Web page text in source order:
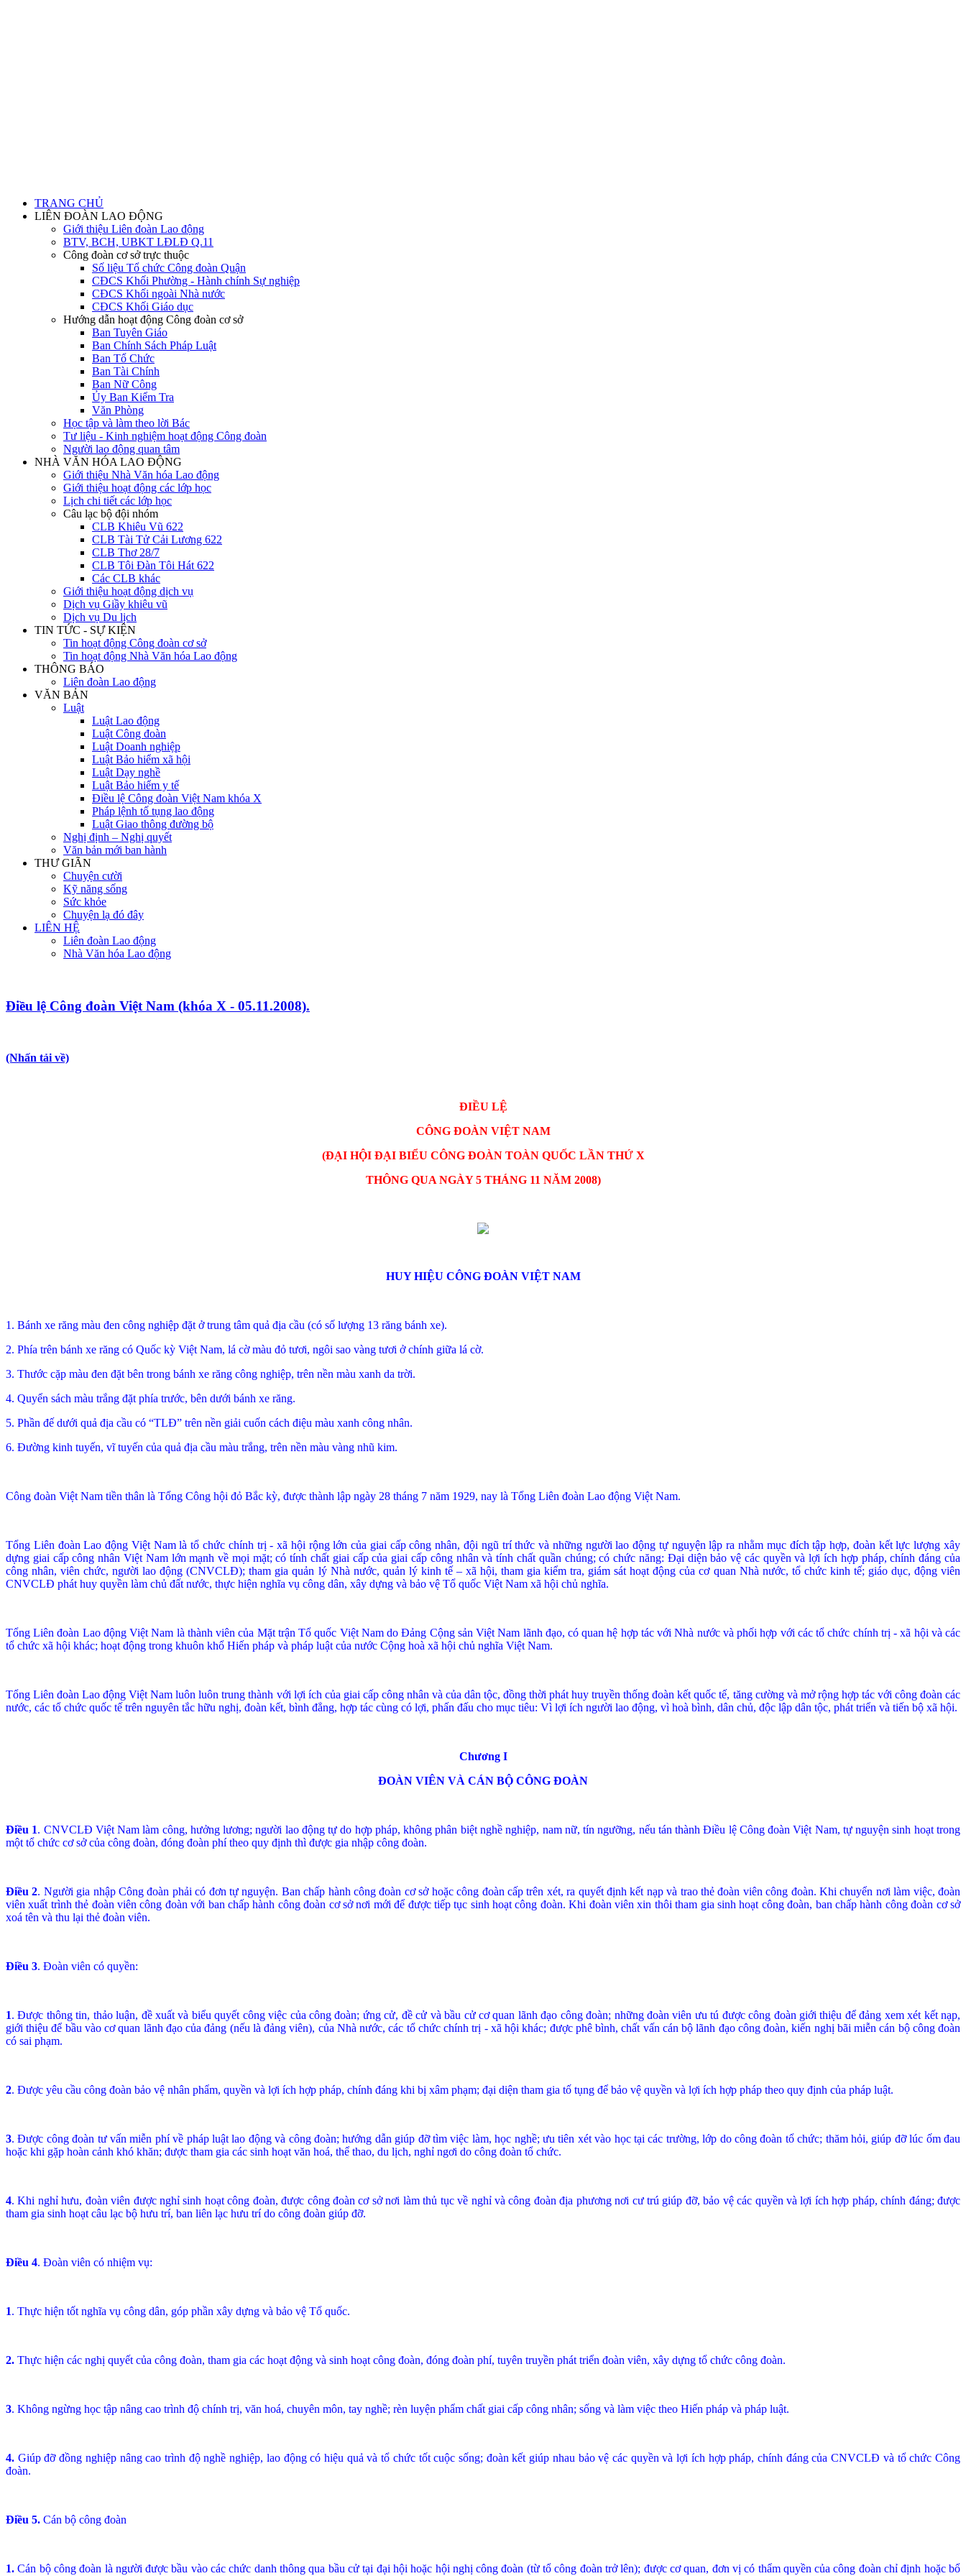
TRANG CHỦ
LIÊN ĐOÀN LAO ĐỘNG
Giới thiệu Liên đoàn Lao động
BTV, BCH, UBKT LĐLĐ Q.11
Công đoàn cơ sở trực thuộc
Số liệu Tổ chức Công đoàn Quận
CĐCS Khối Phường - Hành chính Sự nghiệp
CĐCS Khối ngoài Nhà nước
CĐCS Khối Giáo dục
Hướng dẫn hoạt động Công đoàn cơ sở
Ban Tuyên Giáo
Ban Chính Sách Pháp Luật
Ban Tổ Chức
Ban Tài Chính
Ban Nữ Công
Ủy Ban Kiểm Tra
Văn Phòng
Học tập và làm theo lời Bác
Tư liệu - Kinh nghiệm hoạt động Công đoàn
Người lao động quan tâm
NHÀ VĂN HÓA LAO ĐỘNG
Giới thiệu Nhà Văn hóa Lao động
Giới thiệu hoạt động các lớp học
Lịch chi tiết các lớp học
Câu lạc bộ đội nhóm
CLB Khiêu Vũ 622
CLB Tài Tử Cải Lương 622
CLB Thơ 28/7
CLB Tôi Đàn Tôi Hát 622
Các CLB khác
Giới thiệu hoạt động dịch vụ
Dịch vụ Giầy khiêu vũ
Dịch vụ Du lịch
TIN TỨC - SỰ KIỆN
Tin hoạt động Công đoàn cơ sở
Tin hoạt động Nhà Văn hóa Lao động
THÔNG BÁO
Liên đoàn Lao động
VĂN BẢN
Luật
Luật Lao động
Luật Công đoàn
Luật Doanh nghiệp
Luật Bảo hiểm xã hội
Luật Dạy nghề
Luật Bảo hiểm y tế
Điều lệ Công đoàn Việt Nam khóa X
Pháp lệnh tố tụng lao động
Luật Giao thông đường bộ
Nghị định – Nghị quyết
Văn bản mới ban hành
THƯ GIÃN
Chuyện cười
Kỹ năng sống
Sức khỏe
Chuyện lạ đó đây
LIÊN HỆ
Liên đoàn Lao động
Nhà Văn hóa Lao động
Điều lệ Công đoàn Việt Nam (khóa X - 05.11.2008).
(Nhấn tải về)
ĐIỀU LỆ
CÔNG ĐOÀN VIỆT NAM
(ĐẠI HỘI ĐẠI BIỂU CÔNG ĐOÀN TOÀN QUỐC LẦN THỨ X
THÔNG QUA NGÀY 5 THÁNG 11 NĂM 2008)
HUY HIỆU CÔNG ĐOÀN VIỆT NAM
1. Bánh xe răng màu đen công nghiệp đặt ở trung tâm quả địa cầu (có số lượng 13 răng bánh xe).
2. Phía trên bánh xe răng có Quốc kỳ Việt Nam, lá cờ màu đỏ tươi, ngôi sao vàng tươi ở chính giữa lá cờ.
3. Thước cặp màu đen đặt bên trong bánh xe răng công nghiệp, trên nền màu xanh da trời.
4. Quyển sách màu trắng đặt phía trước, bên dưới bánh xe răng.
5. Phần đế dưới quả địa cầu có “TLĐ” trên nền giải cuốn cách điệu màu xanh công nhân.
6. Đường kinh tuyến, vĩ tuyến của quả địa cầu màu trắng, trên nền màu vàng nhũ kim.
Công đoàn Việt Nam tiền thân là Tổng Công hội đỏ Bắc kỳ, được thành lập ngày 28 tháng 7 năm 1929, nay là Tổng Liên đoàn Lao động Việt Nam.
Tổng Liên đoàn Lao động Việt Nam là tổ chức chính trị - xã hội rộng lớn của giai cấp công nhân, đội ngũ trí thức và những người lao động tự nguyện lập ra nhằm mục đích tập hợp, đoàn kết lực l­ượng xây
dựng giai cấp công nhân Việt Nam lớn mạnh về mọi mặt; có tính chất giai cấp của giai cấp công nhân và tính chất quần chúng; có chức năng: Đại diện bảo vệ các quyền và lợi ích hợp pháp, chính đáng của
công nhân, viên chức, người lao động (CNVCLĐ); tham gia quản lý Nhà nước, quản lý kinh tế – xã hội, tham gia kiểm tra, giám sát hoạt động của cơ quan Nhà nước, tổ chức kinh tế; giáo dục, động viên
CNVCLĐ phát huy quyền làm chủ đất n­ước, thực hiện nghĩa vụ công dân, xây dựng và bảo vệ Tổ quốc Việt Nam xã hội chủ nghĩa.
Tổng Liên đoàn Lao động Việt Nam là thành viên của Mặt trận Tổ quốc Việt Nam do Đảng Cộng sản Việt Nam lãnh đạo, có quan hệ hợp tác với Nhà nước và phối hợp với các tổ chức chính trị - xã hội và các
tổ chức xã hội khác; hoạt động trong khuôn khổ Hiến pháp và pháp luật của nước Cộng hoà xã hội chủ nghĩa Việt Nam.
Tổng Liên đoàn Lao động Việt Nam luôn luôn trung thành với lợi ích của giai cấp công nhân và của dân tộc, đồng thời phát huy truyền thống đoàn kết quốc tế, tăng cư­ờng và mở rộng hợp tác với công đoàn các
n­ước, các tổ chức quốc tế trên nguyên tắc hữu nghị, đoàn kết, bình đẳng, hợp tác cùng có lợi, phấn đấu cho mục tiêu: Vì lợi ích ng­ười lao động, vì hoà bình, dân chủ, độc lập dân tộc, phát triển và tiến bộ xã hội.
Chư­ơng I
ĐOÀN VIÊN VÀ CÁN BỘ CÔNG ĐOÀN
Điều 1. CNVCLĐ Việt Nam làm công, hưởng lương; người lao động tự do hợp pháp, không phân biệt nghề nghiệp, nam nữ, tín ngưỡng, nếu tán thành Điều lệ Công đoàn Việt Nam, tự nguyện sinh hoạt trong
một tổ chức cơ sở của công đoàn, đóng đoàn phí theo quy định thì được gia nhập công đoàn.
Điều 2. Ng­ười gia nhập Công đoàn phải có đơn tự nguyện. Ban chấp hành công đoàn cơ sở hoặc công đoàn cấp trên xét, ra quyết định kết nạp và trao thẻ đoàn viên công đoàn. Khi chuyển nơi làm việc, đoàn
viên xuất trình thẻ đoàn viên công đoàn với ban chấp hành công đoàn cơ sở nơi mới để được tiếp tục sinh hoạt công đoàn. Khi đoàn viên xin thôi tham gia sinh hoạt công đoàn, ban chấp hành công đoàn cơ sở
xoá tên và thu lại thẻ đoàn viên.
Điều 3. Đoàn viên có quyền:
1. Đư­ợc thông tin, thảo luận, đề xuất và biểu quyết công việc của công đoàn; ứng cử, đề cử và bầu cử cơ quan lãnh đạo công đoàn; những đoàn viên ưu tú được công đoàn giới thiệu để đảng xem xét kết nạp,
giới thiệu để bầu vào cơ quan lãnh đạo của đảng (nếu là đảng viên), của Nhà nước, các tổ chức chính trị - xã hội khác; được phê bình, chất vấn cán bộ lãnh đạo công đoàn, kiến nghị bãi miễn cán bộ công đoàn
có sai phạm.
2. Đ­ược yêu cầu công đoàn bảo vệ nhân phẩm, quyền và lợi ích hợp pháp, chính đáng khi bị xâm phạm; đại diện tham gia tố tụng để bảo vệ quyền và lợi ích hợp pháp theo quy định của pháp luật.
3. Đư­ợc công đoàn t­ư vấn miễn phí về pháp luật lao động và công đoàn; hướng dẫn giúp đỡ tìm việc làm, học nghề; ưu tiên xét vào học tại các trường, lớp do công đoàn tổ chức; thăm hỏi, giúp đỡ lúc ốm đau
hoặc khi gặp hoàn cảnh khó khăn; đ­ược tham gia các sinh hoạt văn hoá, thể thao, du lịch, nghỉ ngơi do công đoàn tổ chức.
4. Khi nghỉ hưu, đoàn viên được nghỉ sinh hoạt công đoàn, được công đoàn cơ sở nơi làm thủ tục về nghỉ và công đoàn địa phương nơi cư trú giúp đỡ, bảo vệ các quyền và lợi ích hợp pháp, chính đáng; được
tham gia sinh hoạt câu lạc bộ hưu trí, ban liên lạc hưu trí do công đoàn giúp đỡ.
Điều 4. Đoàn viên có nhiệm vụ:
1. Thực hiện tốt nghĩa vụ công dân, góp phần xây dựng và bảo vệ Tổ quốc.
2. Thực hiện các nghị quyết của công đoàn, tham gia các hoạt động và sinh hoạt công đoàn, đóng đoàn phí, tuyên truyền phát triển đoàn viên, xây dựng tổ chức công đoàn.
3. Không ngừng học tập nâng cao trình độ chính trị, văn hoá, chuyên môn, tay nghề; rèn luyện phẩm chất giai cấp công nhân; sống và làm việc theo Hiến pháp và pháp luật.
4. Giúp đỡ đồng nghiệp nâng cao trình độ nghề nghiệp, lao động có hiệu quả và tổ chức tốt cuộc sống; đoàn kết giúp nhau bảo vệ các quyền và lợi ích hợp pháp, chính đáng của CNVCLĐ và tổ chức Công
đoàn.
Điều 5. Cán bộ công đoàn
1. Cán bộ công đoàn là người được bầu vào các chức danh thông qua bầu cử tại đại hội hoặc hội nghị công đoàn (từ tổ công đoàn trở lên); được cơ quan, đơn vị có thẩm quyền của công đoàn chỉ định hoặc bổ